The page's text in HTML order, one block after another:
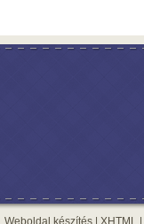
Weboldal készítés XHTML